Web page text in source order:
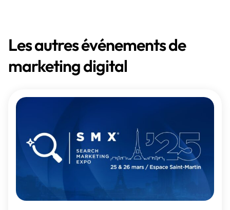
Les autres événements de
marketing digital